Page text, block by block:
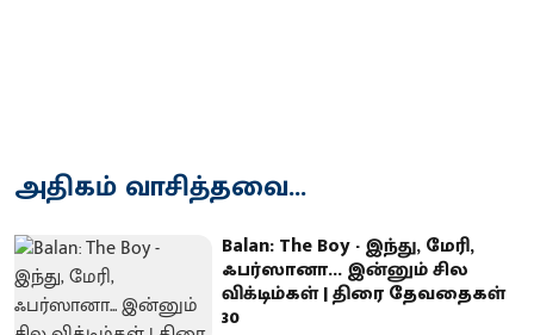
அதிகம் வாசித்தவை...
Balan: The Boy - இந்து, மேரி,
ஃபர்ஸானா... இன்னும் சில
விக்டிம்கள் | திரை தேவதைகள்
30